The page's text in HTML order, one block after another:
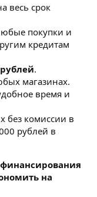
весь срок
покупки и
кредитам
.
магазинах.
время и
без комиссии в
рублей в
на